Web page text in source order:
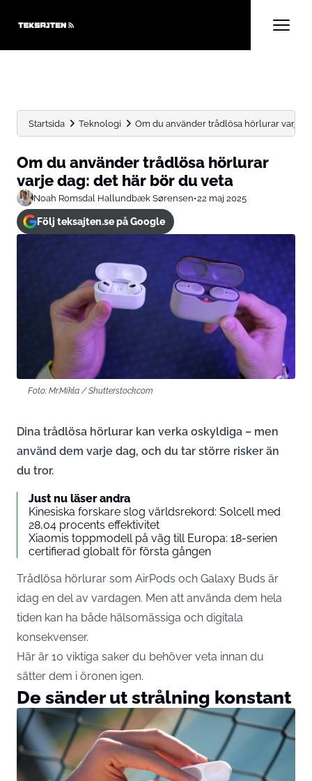
Startsida Teknologi Om du använder trådlösa hörlurar varje
Om du använder trådlösa hörlurar
varje dag: det här bör du veta
Noah Romsdal Hallundbæk Sørensen•22 maj 2025
Följ teksajten.se på Google
Foto: Mr.Mikla / Shutterstock.com
Dina trådlösa hörlurar kan verka oskyldiga – men
använd dem varje dag, och du tar större risker än
du tror.
Just nu läser andra
Kinesiska forskare slog världsrekord: Solcell med
28,04 procents effektivitet
Xiaomis toppmodell på väg till Europa: 18-serien
certifierad globalt för första gången
Trådlösa hörlurar som AirPods och Galaxy Buds är
idag en del av vardagen. Men att använda dem hela
tiden kan ha både hälsomässiga och digitala
konsekvenser.
Här är 10 viktiga saker du behöver veta innan du
sätter dem i öronen igen.
De sänder ut strålning konstant